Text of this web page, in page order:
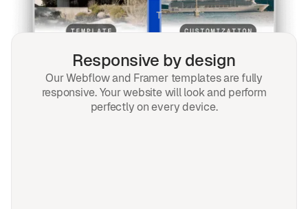
UNLOCK ALL TEMPLATES
Responsive by design
Our Webflow and Framer templates are fully
responsive. Your website will look and perform
perfectly on every device.